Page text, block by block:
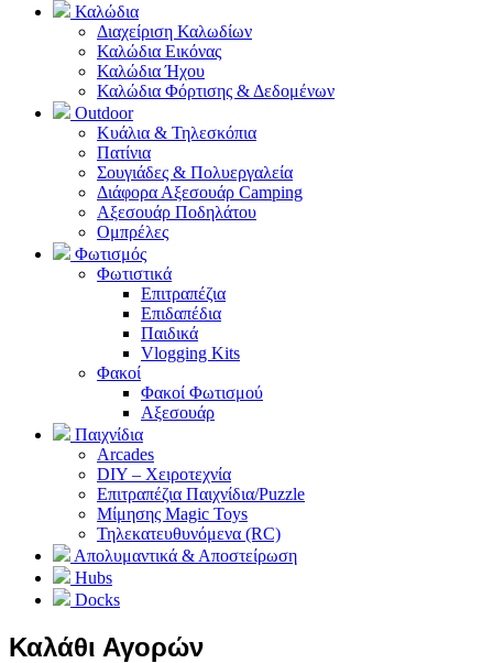
Καλώδια
Διαχείριση Καλωδίων
Καλώδια Εικόνας
Καλώδια Ήχου
Καλώδια Φόρτισης & Δεδομένων
Outdoor
Κυάλια & Τηλεσκόπια
Πατίνια
Σουγιάδες & Πολυεργαλεία
Διάφορα Αξεσουάρ Camping
Αξεσουάρ Ποδηλάτου
Ομπρέλες
Φωτισμός
Φωτιστικά
Επιτραπέζια
Επιδαπέδια
Παιδικά
Vlogging Kits
Φακοί
Φακοί Φωτισμού
Αξεσουάρ
Παιχνίδια
Arcades
DIY – Χειροτεχνία
Επιτραπέζια Παιχνίδια/Puzzle
Μίμησης Magic Toys
Τηλεκατευθυνόμενα (RC)
Απολυμαντικά & Αποστείρωση
Hubs
Docks
Καλάθι Αγορών